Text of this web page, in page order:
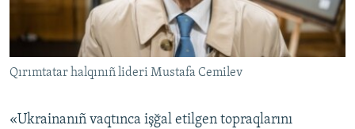
Qırımtatar halqınıñ lideri Mustafa Cemilev
«Ukrainanıñ vaqtınca işğal etilgen topraqlarını